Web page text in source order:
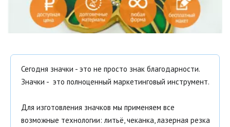
Сегодня значки - это не просто знак благодарности.
Значки - это полноценный маркетинговый инструмент.
Для изготовления значков мы применяем все
возможные технологии: литьё, чеканка, лазерная резка